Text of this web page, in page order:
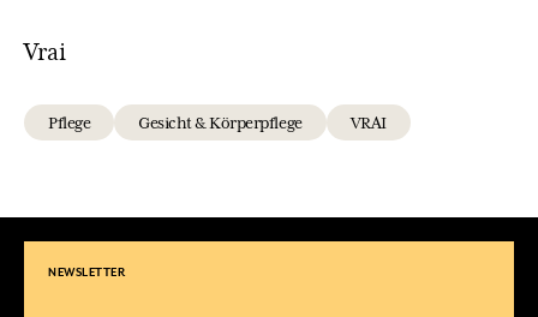
Vrai
Pflege Gesicht & Körperpflege VRAI
NEWSLETTER